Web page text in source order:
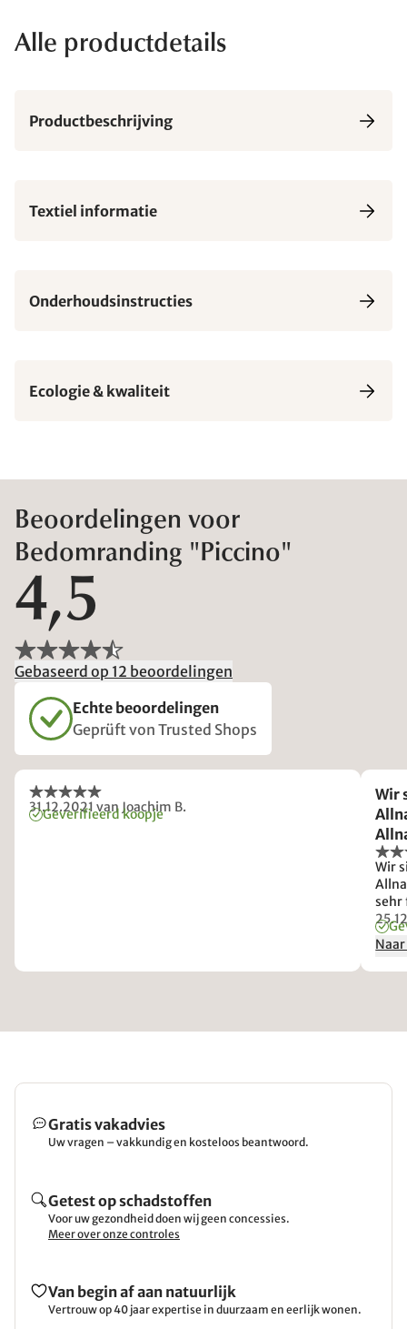
Alle productdetails
Productbeschrijving
Textiel informatie
Onderhoudsinstructies
Ecologie & kwaliteit
Beoordelingen voor
Bedomranding "Piccino"
4,5
Gebaseerd op 12 beoordelingen
Echte beoordelingen
Geprüft von Trusted Shops
31.12.2021 van Joachim B.
Geverifieerd koopje
Wir
und
Wir
sehr
Gratis vakadvies
Uw vragen – vakkundig en kosteloos beantwoord.
Getest op schadstoffen
Voor uw gezondheid doen wij geen concessies.
Meer over onze controles
Van begin af aan natuurlijk
Vertrouw op 40 jaar expertise in duurzaam en eerlijk wonen.